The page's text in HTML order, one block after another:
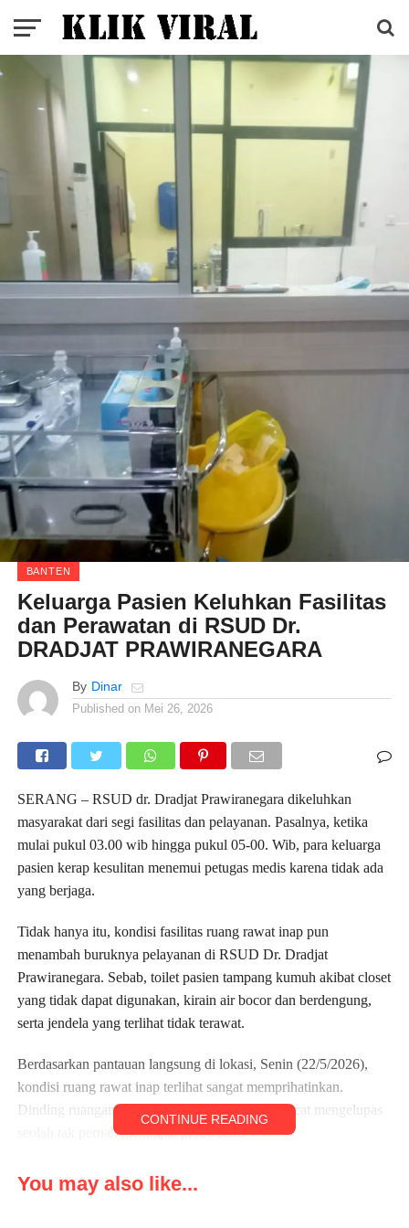
BANTEN
Keluarga Pasien Keluhkan Fasilitas
dan Perawatan di RSUD Dr.
DRADJAT PRAWIRANEGARA
By Dinar
Published on Mei 26, 2026
SERANG – RSUD dr. Dradjat Prawiranegara dikeluhkan
masyarakat dari segi fasilitas dan pelayanan. Pasalnya, ketika
mulai pukul 03.00 wib hingga pukul 05-00. Wib, para keluarga
pasien kerap kesulitan menemui petugas medis karena tidak ada
yang berjaga.
Tidak hanya itu, kondisi fasilitas ruang rawat inap pun
menambah buruknya pelayanan di RSUD Dr. Dradjat
Prawiranegara. Sebab, toilet pasien tampang kumuh akibat closet
yang tidak dapat digunakan, kirain air bocor dan berdengung,
serta jendela yang terlihat tidak terawat.
Berdasarkan pantauan langsung di lokasi, Senin (22/5/2026),
kondisi ruang rawat inap terlihat sangat memprihatinkan.
Dinding ruangan terlihat lembab, berlumut, dan cat mengelupas
seolah tak pernah mendapat perawatan.
Salah seorang keluarga pasien, Dinar mengaku kondisi AC
ruangan juga rusak, karena mesin berjalan tapi udara yang keluar
CONTINUE READING
You may also like...